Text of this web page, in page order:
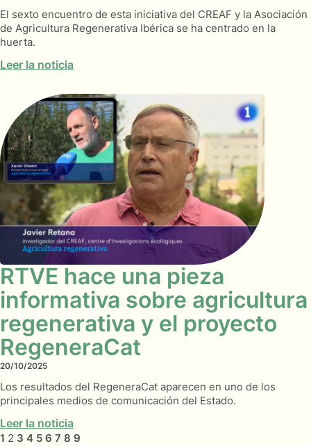
El sexto encuentro de esta iniciativa del CREAF y la Asociación
de Agricultura Regenerativa Ibérica se ha centrado en la
huerta.
Leer la noticia
RTVE hace una pieza
informativa sobre agricultura
regenerativa y el proyecto
RegeneraCat
20/10/2025
Los resultados del RegeneraCat aparecen en uno de los
principales medios de comunicación del Estado.
Leer la noticia
1 2 3 4 5 6 7 8 9